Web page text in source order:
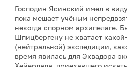
Господин Ясинский имел в
пока мешает учёным
некогда спорном архипелаге.
Шпицбергену не хватает
(нейтральной) экспедиции,
время явилась для Эквадора